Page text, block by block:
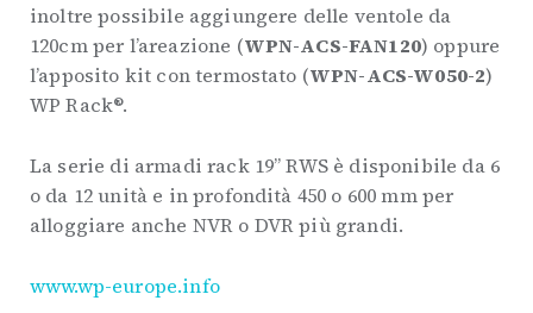
inoltre possibile aggiungere delle ventole da
120cm per l’areazione (WPN-ACS-FAN120) oppure
l’apposito kit con termostato (WPN-ACS-W050-2)
WP Rack®.
La serie di armadi rack 19” RWS è disponibile da 6
o da 12 unità e in profondità 450 o 600 mm per
alloggiare anche NVR o DVR più grandi.
www.wp-europe.info